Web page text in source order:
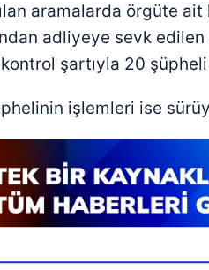
aramalarda örgüte
adliyeye sevk
şartıyla 20 şüpheli
işlemleri ise